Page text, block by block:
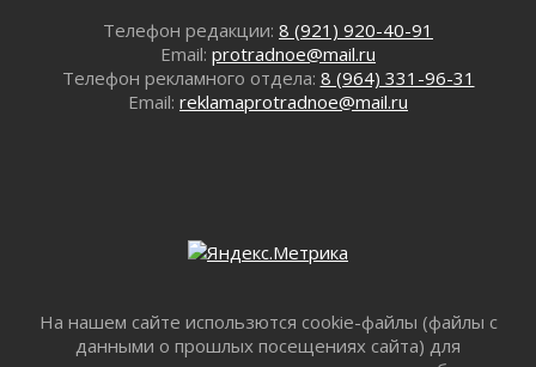
31 июля 2026
О мужестве, долге и стойкости
31 июля 2026
«Корвет» на страже
31 июля 2026
С рабочим визитом
Телефон редакции: 8 (921) 920-40-91
Email: protradnoe@mail.ru
Телефон рекламного отдела: 8 (964) 331-96-31
Email: reklamaprotradnoe@mail.ru
На нашем сайте использются cookie-файлы (файлы с
данными о прошлых посещениях сайта) для